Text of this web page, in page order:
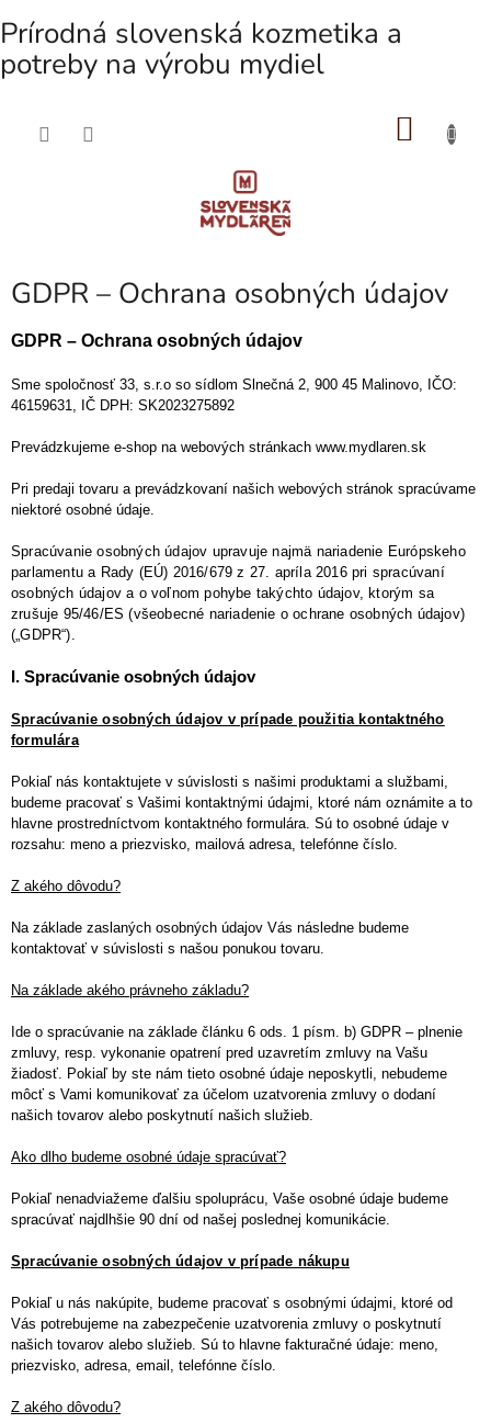
Prírodná slovenská kozmetika a
potreby na výrobu mydiel
GDPR – Ochrana osobných údajov
GDPR – Ochrana osobných údajov
Sme spoločnosť 33, s.r.o so sídlom Slnečná 2, 900 45 Malinovo, IČO:
46159631, IČ DPH: SK2023275892
Prevádzkujeme e-shop na webových stránkach www.mydlaren.sk
Pri predaji tovaru a prevádzkovaní našich webových stránok spracúvame
niektoré osobné údaje.
Spracúvanie osobných údajov upravuje najmä nariadenie Európskeho
parlamentu a Rady (EÚ) 2016/679 z 27. apríla 2016 pri spracúvaní
osobných údajov a o voľnom pohybe takýchto údajov, ktorým sa
zrušuje 95/46/ES (všeobecné nariadenie o ochrane osobných údajov)
(„GDPR“).
I. Spracúvanie osobných údajov
Spracúvanie osobných údajov v prípade použitia kontaktného
formulára
Pokiaľ nás kontaktujete v súvislosti s našimi produktami a službami,
budeme pracovať s Vašimi kontaktnými údajmi, ktoré nám oznámite a to
hlavne prostredníctvom kontaktného formulára. Sú to osobné údaje v
rozsahu: meno a priezvisko, mailová adresa, telefónne číslo.
Z akého dôvodu?
Na základe zaslaných osobných údajov Vás následne budeme
kontaktovať v súvislosti s našou ponukou tovaru.
Na základe akého právneho základu?
Ide o spracúvanie na základe článku 6 ods. 1 písm. b) GDPR – plnenie
zmluvy, resp. vykonanie opatrení pred uzavretím zmluvy na Vašu
žiadosť. Pokiaľ by ste nám tieto osobné údaje neposkytli, nebudeme
môcť s Vami komunikovať za účelom uzatvorenia zmluvy o dodaní
našich tovarov alebo poskytnutí našich služieb.
Ako dlho budeme osobné údaje spracúvať?
Pokiaľ nenadviažeme ďalšiu spoluprácu, Vaše osobné údaje budeme
spracúvať najdlhšie 90 dní od našej poslednej komunikácie.
Spracúvanie osobných údajov v prípade nákupu
Pokiaľ u nás nakúpite, budeme pracovať s osobnými údajmi, ktoré od
Vás potrebujeme na zabezpečenie uzatvorenia zmluvy o poskytnutí
našich tovarov alebo služieb. Sú to hlavne fakturačné údaje: meno,
priezvisko, adresa, email, telefónne číslo.
Z akého dôvodu?